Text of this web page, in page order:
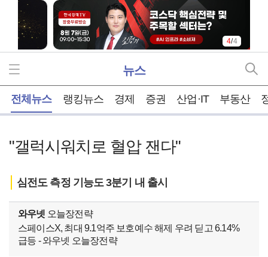
4/4
뉴스
전체뉴스 랭킹뉴스 경제 증권 산업·IT 부동산
"갤럭시워치로 혈압 잰다"
심전도 측정 기능도 3분기 내 출시
와우넷 오늘장전략
스페이스X, 최대 9.1억주 보호예수 해제 우려 딛고 6.14%
급등 - 와우넷 오늘장전략